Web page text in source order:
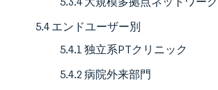
5.4 エンドユーザー別
5.4.1 独立系PTクリニック
5.4.2 病院外来部門